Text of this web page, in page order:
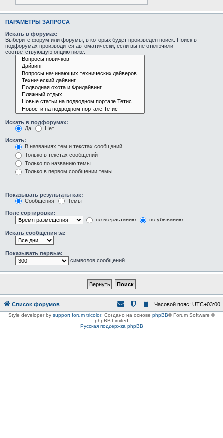
ПАРАМЕТРЫ ЗАПРОСА
Искать в форумах:
Выберите форум или форумы, в которых будет произведён поиск. Поиск в
подфорумах производится автоматически, если вы не отключили
соответствующую опцию ниже.
Искать в подфорумах:
Да
Нет
Искать:
В названиях тем и текстах сообщений
Только в текстах сообщений
Только по названию темы
Только в первом сообщении темы
Показывать результаты как:
Сообщения
Темы
Поле сортировки:
по возрастанию
по убыванию
Искать сообщения за:
Показывать первые:
символов сообщений
Список форумов Часовой пояс: UTC+03:00
Style developer by support forum tricolor, Создано на основе phpBB® Forum Software ©
phpBB Limited
Русская поддержка phpBB